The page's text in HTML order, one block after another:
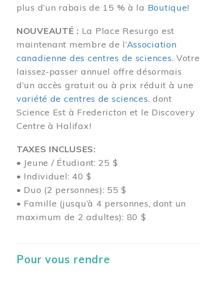
plus d’un rabais de 15 % à la Boutique!
NOUVEAUTÉ : La Place Resurgo est
maintenant membre de l’Association
canadienne des centres de sciences. Votre
laissez-passer annuel offre désormais
d’un accès gratuit ou à prix réduit à une
variété de centres de sciences, dont
Science Est à Fredericton et le Discovery
Centre à Halifax!
TAXES INCLUSES:
• Jeune / Étudiant: 25 $
• Individuel: 40 $
• Duo (2 personnes): 55 $
• Famille (jusqu’à 4 personnes, dont un
maximum de 2 adultes): 80 $
Pour vous rendre